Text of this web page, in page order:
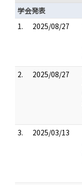
学会発表
1.
2025/08/27
2.
2025/08/27
3.
2025/03/13